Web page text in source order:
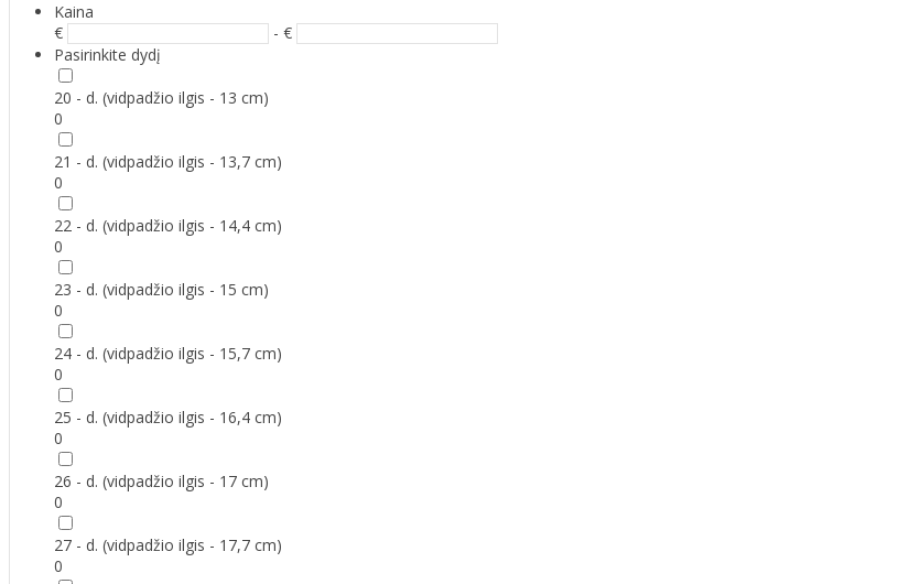
Kaina
€
- €
Pasirinkite dydį
20 - d. (vidpadžio ilgis - 13 cm)
0
21 - d. (vidpadžio ilgis - 13,7 cm)
0
22 - d. (vidpadžio ilgis - 14,4 cm)
0
23 - d. (vidpadžio ilgis - 15 cm)
0
24 - d. (vidpadžio ilgis - 15,7 cm)
0
25 - d. (vidpadžio ilgis - 16,4 cm)
0
26 - d. (vidpadžio ilgis - 17 cm)
0
27 - d. (vidpadžio ilgis - 17,7 cm)
0